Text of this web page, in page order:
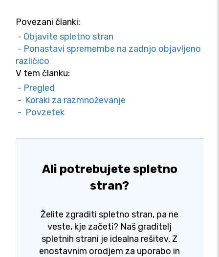
Povezani članki:
- Objavite spletno stran
- Ponastavi spremembe na zadnjo objavljeno
različico
V tem članku:
- Pregled
- Koraki za razmnoževanje
- Povzetek
Ali potrebujete spletno
stran?
Želite zgraditi spletno stran, pa ne
veste, kje začeti? Naš graditelj
spletnih strani je idealna rešitev. Z
enostavnim orodjem za uporabo in